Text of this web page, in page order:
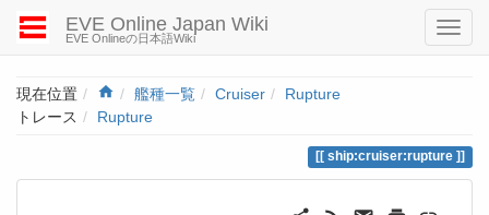
EVE Online Japan Wiki
EVE Onlineの日本語Wiki
現在位置 Home
艦種一覧 Cruiser
Rupture
トレース
Rupture
ship:cruiser:rupture